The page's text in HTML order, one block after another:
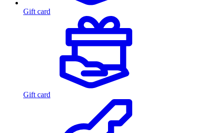
Gift card
Gift card